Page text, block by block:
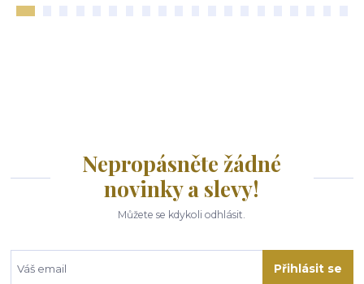
Nepropásněte žádné
novinky a slevy!
Můžete se kdykoli odhlásit.
Přihlásit se